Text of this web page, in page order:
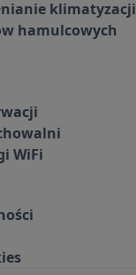
klimatyzacji
hamulcowych
WiFi